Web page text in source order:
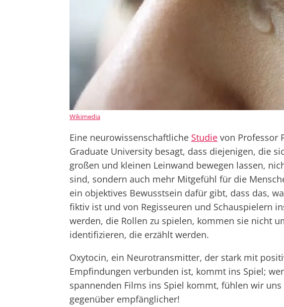
Wikimedia
Eine neurowissenschaftliche Studie von Professor
Graduate University besagt, dass diejenigen, die
großen und kleinen Leinwand bewegen lassen,
sind, sondern auch mehr Mitgefühl für die
ein objektives Bewusstsein dafür gibt, dass das,
fiktiv ist und von Regisseuren und Schauspielern
werden, die Rollen zu spielen, kommen sie nicht
identifizieren, die erzählt werden.
Oxytocin, ein Neurotransmitter, der stark mit
Empfindungen verbunden ist, kommt ins Spiel;
spannenden Films ins Spiel kommt, fühlen wir
gegenüber empfänglicher!